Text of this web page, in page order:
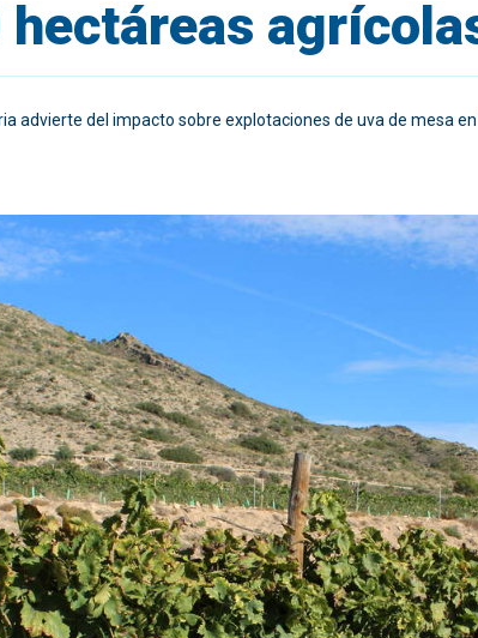
advierte del impacto sobre explotaciones de uva de mesa